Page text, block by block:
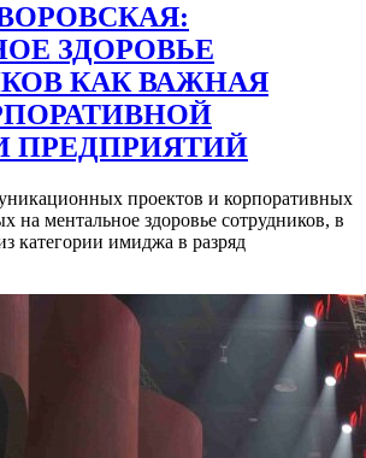
ЗДОРОВЬЕ
КАК ВАЖНАЯ
ПРЕДПРИЯТИЙ
проектов и корпоративных
на ментальное здоровье сотрудников, в
категории имиджа в разряд